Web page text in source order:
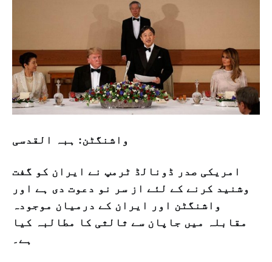
واشنگٹن: ہبہ القدسی
امریکی صدر ڈونالڈ ٹرمپ نے ایران کو گفت
وشنید کرنے کے لئے از سر نو دعوت دی ہے اور
واشنگٹن اور ایران کے درمیان موجودہ
مقابلہ میں جاپان سے ثالثی کا مطالبہ کیا
ہے۔